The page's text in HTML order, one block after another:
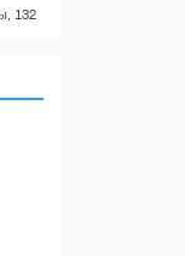
132